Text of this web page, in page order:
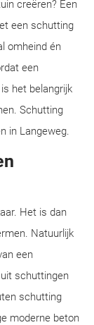
creëren? Een
een schutting
omheind én
een
het belangrijk
Schutting
in Langeweg.
Het is dan
Natuurlijk
een
schuttingen
schutting
moderne beton